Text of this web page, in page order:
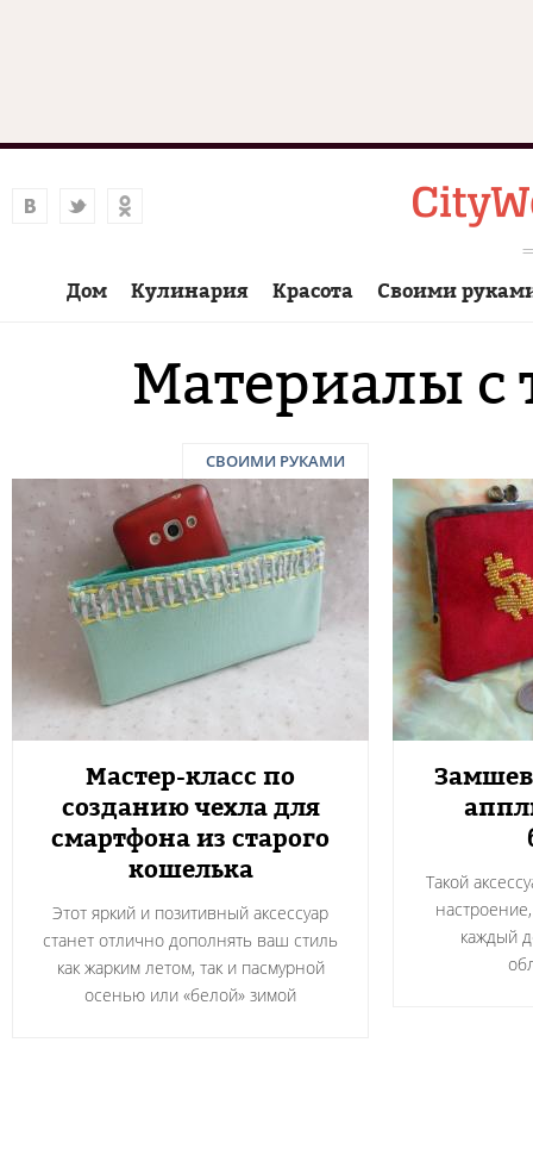
Дом Кулинария Красота Своими
Материалы с
СВОИМИ РУКАМИ
Мастер-класс по
созданию чехла для
смартфона из старого
кошелька
Этот яркий и позитивный аксессуар
станет отлично дополнять ваш стиль
как жарким летом, так и пасмурной
осенью или «белой» зимой
Такой
каждый